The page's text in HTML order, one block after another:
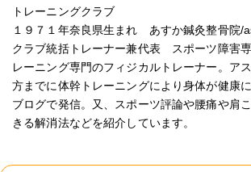
トレーニングクラブ
１９７１年奈良県生まれ あすか鍼灸整骨院/
クラブ統括トレーナー兼代表 スポーツ障害
レーニング専門のフィジカルトレーナー。ア
方までに体幹トレーニングにより身体が健康
ブログで発信。又、スポーツ評論や腰痛や肩
きる解消法などを紹介しています。